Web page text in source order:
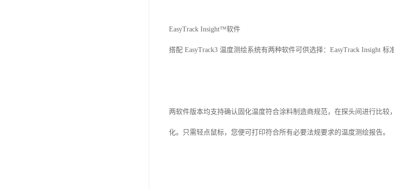
EasyTrack Insight™软件
搭配 EasyTrack3 温度测绘系统有两种软件可供选择：EasyTrack Insight 标
两软件版本均支持确认固化温度符合涂料制造商规范，在探头间进行比
化。只需轻点鼠标，您便可打印符合所有必要法规要求的温度测绘报告。